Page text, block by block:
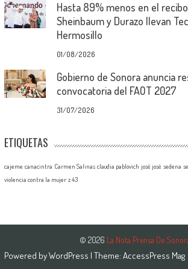
Hasta 89% menos en el
Sheinbaum y Durazo llevan
Hermosillo
01/08/2026
Gobierno de Sonora anuncia
convocatoria del FAOT 2027
31/07/2026
ETIQUETAS
cajeme canacintra Carmen Salinas claudia pablovich josé josé sedena
violencia contra la mujer z 43
© 2026 La Nota Prensa De
Powered byWordPress | Theme: AccessPress Mag